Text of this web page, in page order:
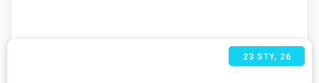
23 STY, 26